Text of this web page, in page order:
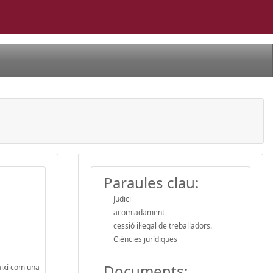
com una
Paraules clau:
Judici
acomiadament
cessió il·legal de treballadors.
Ciències jurídiques